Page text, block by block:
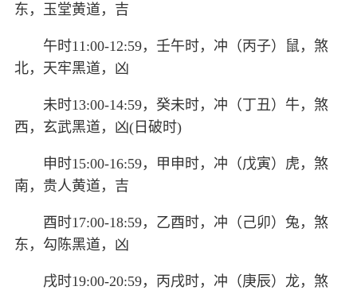
东，玉堂黄道，吉
午时11:00-12:59，壬午时，冲（丙子）鼠，煞
北，天牢黑道，凶
未时13:00-14:59，癸未时，冲（丁丑）牛，煞
西，玄武黑道，凶(日破时)
申时15:00-16:59，甲申时，冲（戊寅）虎，煞
南，贵人黄道，吉
酉时17:00-18:59，乙酉时，冲（己卯）兔，煞
东，勾陈黑道，凶
戌时19:00-20:59，丙戌时，冲（庚辰）龙，煞